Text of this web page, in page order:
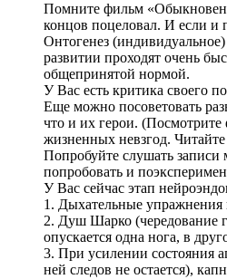
Помните фильм
концов поцеловал. И если и
Онтогенез
развитии проходят очень
общепринятой нормой.
У Вас есть критика своего
Еще можно посоветовать
что и их герои.
жизненных невзгод.
Попробуйте слушать
попробовать и
У Вас сейчас этап
1. Дыхательные упражнения
2. Душ Шарко (чередование
опускается одна нога, в
3. При усилении состояния
ней следов не остается),